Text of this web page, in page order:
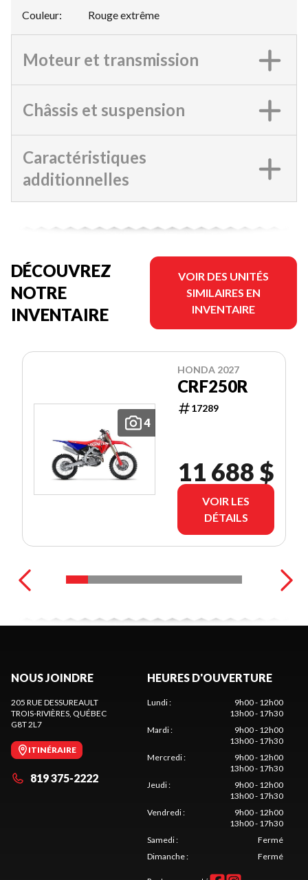
Couleur: Rouge extrême
Moteur et transmission
Châssis et suspension
Caractéristiques
additionnelles
DÉCOUVREZ
NOTRE
INVENTAIRE
VOIR DES UNITÉS
SIMILAIRES EN
INVENTAIRE
4
HONDA 2027
CRF250R
17289
11 688 $
VOIR LES
DÉTAILS
NOUS JOINDRE
205 RUE DESSUREAULT
TROIS-RIVIÈRES, QUÉBEC
G8T 2L7
ITINÉRAIRE
819 375-2222
HEURES D'OUVERTURE
Lundi:
9h00 - 12h00
13h00 - 17h30
Mardi:
9h00 - 12h00
13h00 - 17h30
Mercredi:
9h00 - 12h00
13h00 - 17h30
Jeudi:
9h00 - 12h00
13h00 - 17h30
Vendredi:
9h00 - 12h00
13h00 - 17h30
Samedi:
Fermé
Dimanche: Fermé